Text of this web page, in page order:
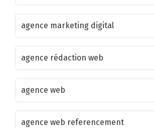
agence marketing digital
agence rédaction web
agence web
agence web referencement